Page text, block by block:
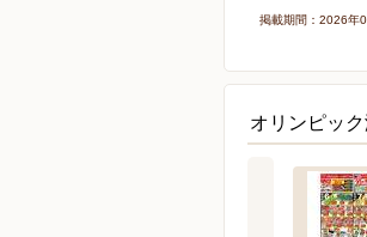
掲載期間：2026年
オリンピッ